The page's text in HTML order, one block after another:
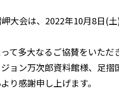
大会は、2022年10月8日(
て多大なるご協賛をいた
ョン万次郎資料館様、足
り感謝申し上げます。